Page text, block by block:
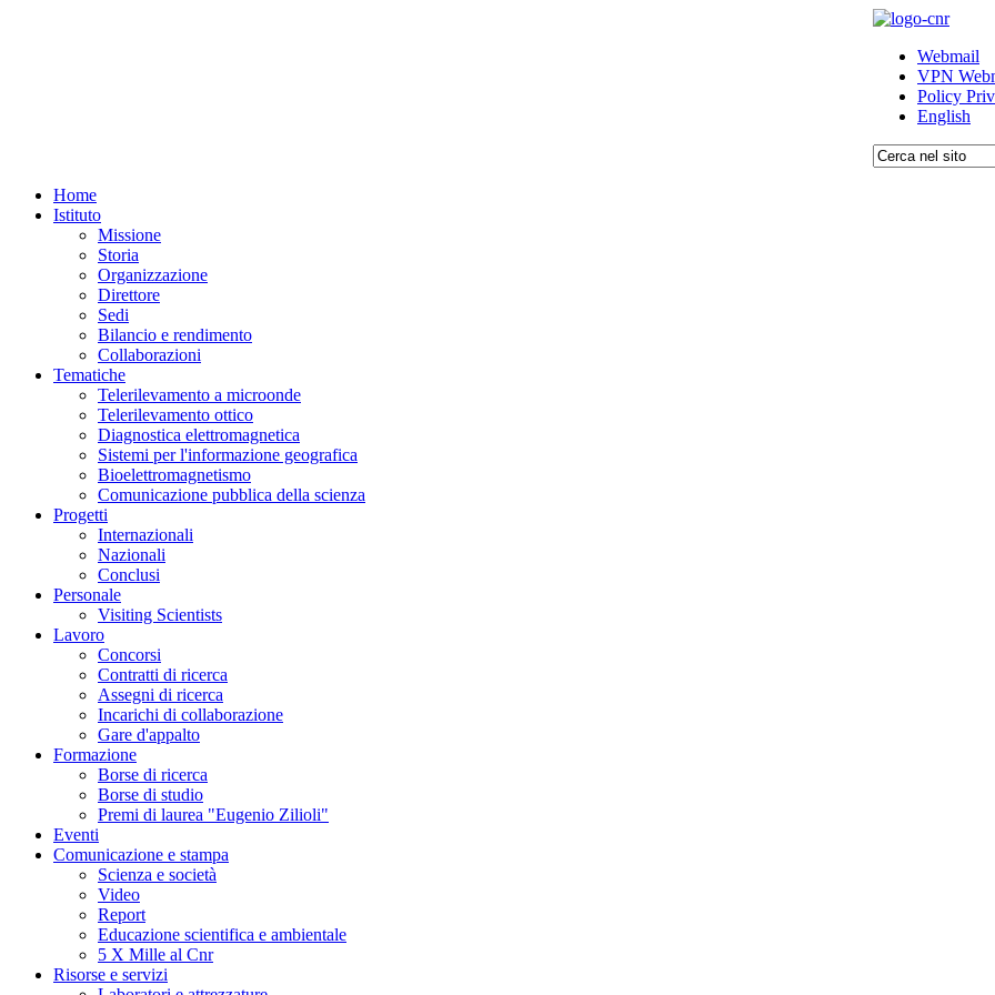
Webmail
VPN
Policy
English
Home
Istituto
Missione
Storia
Organizzazione
Direttore
Sedi
Bilancio e rendimento
Collaborazioni
Tematiche
Telerilevamento a microonde
Telerilevamento ottico
Diagnostica elettromagnetica
Sistemi per l'informazione geografica
Bioelettromagnetismo
Comunicazione pubblica della scienza
Progetti
Internazionali
Nazionali
Conclusi
Personale
Visiting Scientists
Lavoro
Concorsi
Contratti di ricerca
Assegni di ricerca
Incarichi di collaborazione
Gare d'appalto
Formazione
Borse di ricerca
Borse di studio
Premi di laurea "Eugenio Zilioli"
Eventi
Comunicazione e stampa
Scienza e società
Video
Report
Educazione scientifica e ambientale
5 X Mille al Cnr
Risorse e servizi